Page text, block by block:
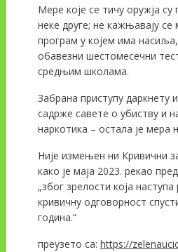
Мере које се тичу оружја
неке друге; не кажњавају се
програм у којем има
обавезни шестомесечни
средњим школама.
Забрана приступу даркнету
садрже савете о убиству и
наркотика – остала је мера
Није измењен ни Кривични
како је маја 2023. рекао
„због зрелости која наступа
кривичну одговорност
година.“
преузето са: https://